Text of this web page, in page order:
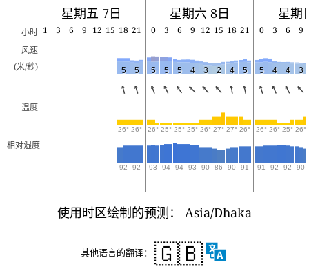
星期五 7日 星期六 8日 星期
小时 1 3 6 9 12 15 18 21 0 3 6 9 12 15 18 21 0 3 6
9
风速
(米/秒)
5 5 5 5 5 4 3 2 4 5 5 4 4 3
温度
26° 26° 26° 25° 25° 25° 26° 27° 27° 26° 26° 26° 25° 26°
相对湿度
92 92 93 94 94 93 90 86 90 91 91 92 92 90
使用时区绘制的预测： Asia/Dhaka
其他语言的翻译： 🇬🇧